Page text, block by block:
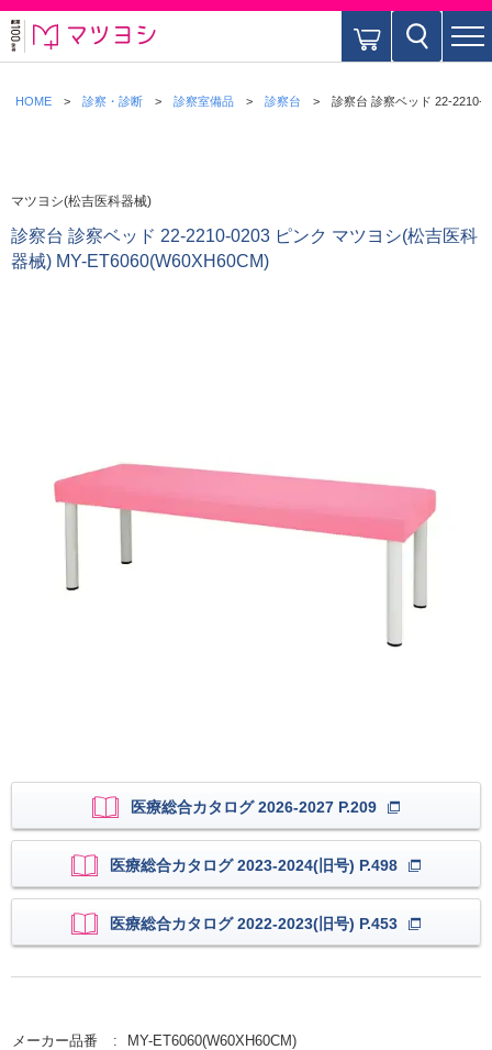
HOME 診察・診断 診察室備品 診察台 診察台 診察ベッド 22-2210-
マツヨシ(松吉医科器械)
診察台 診察ベッド 22-2210-0203 ピンク マツヨシ(松吉医科
器械) MY-ET6060(W60XH60CM)
医療総合カタログ 2026-2027 P.209
医療総合カタログ 2023-2024(旧号) P.498
医療総合カタログ 2022-2023(旧号) P.453
メーカー品番
MY-ET6060(W60XH60CM)